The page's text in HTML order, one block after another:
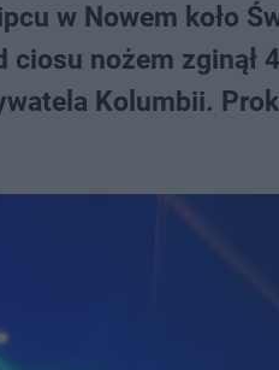
w Nowem koło
nożem zginął
Kolumbii.